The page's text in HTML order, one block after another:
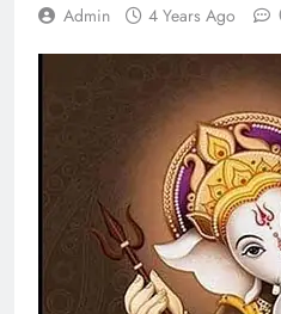
Admin 4 Years Ago